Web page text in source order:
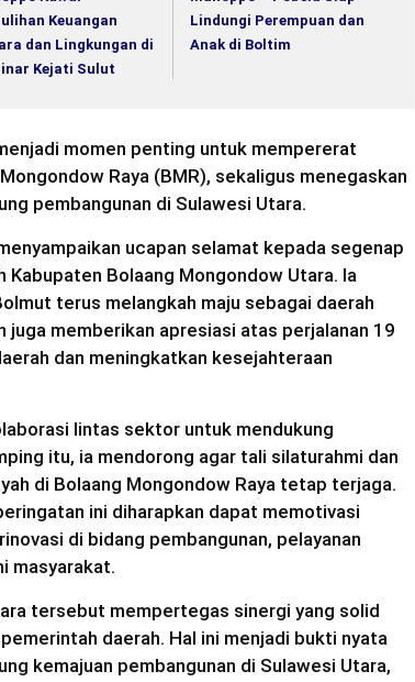
Keuangan
dan Lingkungan di
Kejati Sulut
Lindungi Perempuan dan
Anak di Boltim
momen penting untuk mempererat
Raya (BMR), sekaligus menegaskan
pembangunan di Sulawesi Utara.
ucapan selamat kepada segenap
Kabupaten Bolaang Mongondow Utara. Ia
terus melangkah maju sebagai daerah
memberikan apresiasi atas perjalanan 19
dan meningkatkan kesejahteraan
lintas sektor untuk mendukung
itu, ia mendorong agar tali silaturahmi dan
di Bolaang Mongondow Raya tetap terjaga.
ini diharapkan dapat memotivasi
di bidang pembangunan, pelayanan
masyarakat.
tersebut mempertegas sinergi yang solid
daerah. Hal ini menjadi bukti nyata
kemajuan pembangunan di Sulawesi Utara,